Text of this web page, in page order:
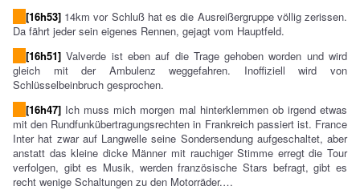
[16h53] 14km vor Schluß hat es die Ausreißergruppe völlig zerissen.
Da fährt jeder sein eigenes Rennen, gejagt vom Hauptfeld.
[16h51] Valverde ist eben auf die Trage gehoben worden und wird
gleich mit der Ambulenz weggefahren. Inoffiziell wird von
Schlüsselbeinbruch gesprochen.
[16h47] Ich muss mich morgen mal hinterklemmen ob irgend etwas
mit den Rundfunkübertragungsrechten in Frankreich passiert ist. France
Inter hat zwar auf Langwelle seine Sondersendung aufgeschaltet, aber
anstatt das kleine dicke Männer mit rauchiger Stimme erregt die Tour
verfolgen, gibt es Musik, werden französische Stars befragt, gibt es
recht wenige Schaltungen zu den Motorräder.…